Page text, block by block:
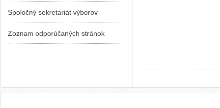
Spoločný sekretariát výborov
Zoznam odporúčaných stránok